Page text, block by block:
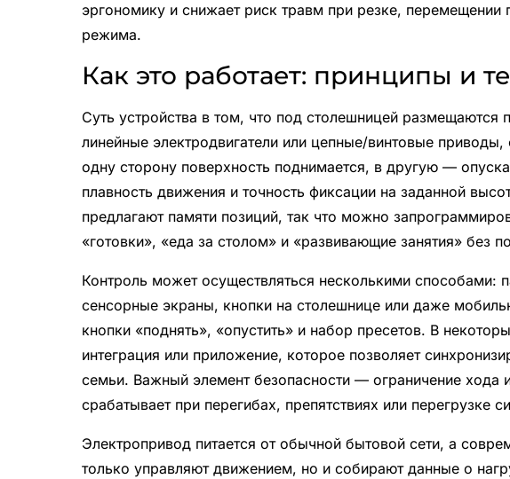
эргономику и снижает риск травм при резке, перемещении
режима.
Как это работает: принципы и
Суть устройства в том, что под столешницей
линейные электродвигатели или цепные/винтовые
одну сторону поверхность поднимается, в другую —
плавность движения и точность фиксации на заданной
предлагают памяти позиций, так что можно
«готовки», «еда за столом» и «развивающие занятия» без
Контроль может осуществляться несколькими способами:
сенсорные экраны, кнопки на столешнице или даже
кнопки «поднять», «опустить» и набор пресетов. В
интеграция или приложение, которое позволяет
семьи. Важный элемент безопасности — ограничение хода
срабатывает при перегибах, препятствиях или перегрузке
Электропривод питается от обычной бытовой сети, а
только управляют движением, но и собирают данные о